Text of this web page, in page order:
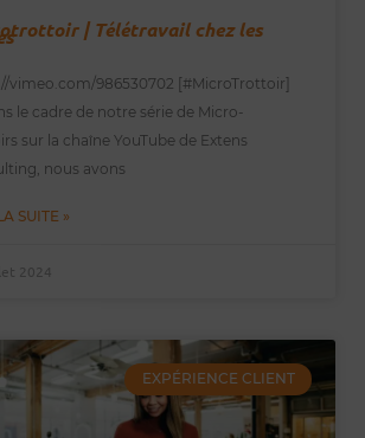
| Télétravail chez les
vimeo.com/986530702 [#MicroTrottoir]
le cadre de notre série de Micro-
sur la chaîne YouTube de Extens
nous avons
SUITE »
2024
EXPÉRIENCE CLIENT